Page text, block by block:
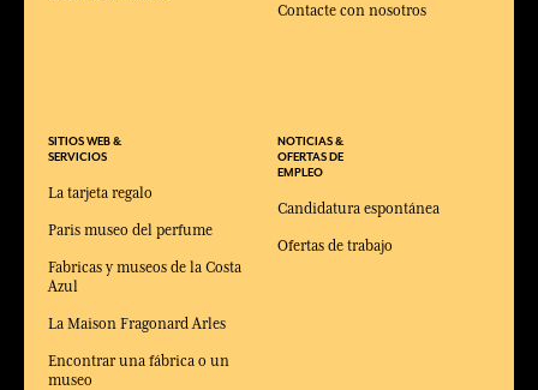
SITIOS WEB &
SERVICIOS
La tarjeta regalo
Paris museo del perfume
Fabricas y museos de la Costa
Azul
La Maison Fragonard Arles
Encontrar una fábrica o un
museo
Contacte con nosotros
NOTICIAS &
OFERTAS DE
EMPLEO
Candidatura espontánea
Ofertas de trabajo